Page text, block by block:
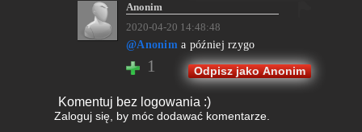
Anonim
2020-04-20 14:48:48
@Anonim a później rzygo
1 Odpisz jako Anonim
Komentuj bez logowania :)
Zaloguj się, by móc dodawać komentarze.